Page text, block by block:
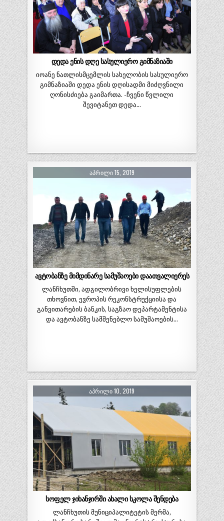
დედა ენის დღე სასულიერო გიმნაზიაში
იოანე ნათლისმცემლის სახელობის სასულიერო
გიმნაზიაში დედა ენის დღისადმი მიძღვნილი
ღონისძიება გაიმართა. -ჩვენი წვლილი
შევიტანეთ დედა…
ᲐᲞᲠᲘᲚᲘ 15, 2019
ავტობანზე მიმდინარე სამუშაოები დაათვალიერეს
ლანჩხუთში, ადგილობრივი ხელისუფლების
თხოვნით, ევროპის რეკონსტრუქციისა და
განვითარების ბანკის, საგზაო დეპარტამენტისა
და ავტობანზე სამშენებლო სამუშაოების…
ᲐᲞᲠᲘᲚᲘ 10, 2019
სოფელ ჯიხანჯირში ახალი სკოლა შენდება
ლანჩხუთის მუნიციპალიტეტის მერმა,